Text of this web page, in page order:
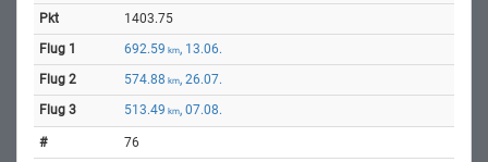
1403.75
692.59 km, 13.06.
574.88 km, 26.07.
513.49 km, 07.08.
76